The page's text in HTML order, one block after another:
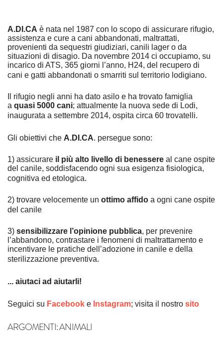
A.DI.CA è nata nel 1987 con lo scopo di assicurare rifugio,
assistenza e cure a cani abbandonati, maltrattati,
provenienti da sequestri giudiziari, canili lager o da
situazioni di disagio. Da novembre 2014 ci occupiamo, su
incarico di ATS, 365 giorni l’anno, H24, del recupero di
cani e gatti abbandonati o smarriti sul territorio lodigiano.
Il rifugio negli anni ha dato asilo e ha trovato famiglia
a quasi 5000 cani; attualmente la nuova sede di Lodi,
inaugurata a settembre 2014, ospita circa 60 trovatelli.
Gli obiettivi che A.DI.CA. persegue sono:
1) assicurare il più alto livello di benessere al cane ospite
del canile, soddisfacendo ogni sua esigenza fisiologica,
cognitiva ed etologica.
2) trovare velocemente un ottimo affido a ogni cane ospite
del canile
3) sensibilizzare l’opinione pubblica, per prevenire
l’abbandono, contrastare i fenomeni di maltrattamento e
incentivare le pratiche dell’adozione in canile e della
sterilizzazione preventiva.
... aiutaci ad aiutarli!
Seguici su Facebook e Instagram; visita il nostro sito
ARGOMENTI:ANIMALI